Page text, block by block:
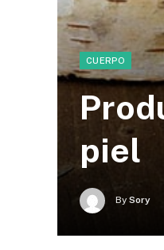
CUERPO
piel
By Sory